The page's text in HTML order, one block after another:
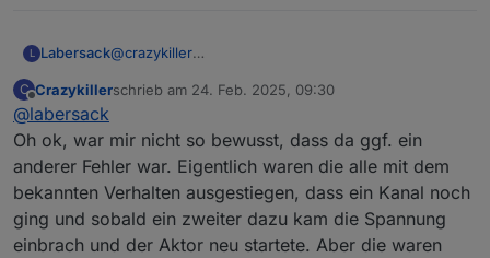
L Labersack@crazykiller
Kondensators wieder funktioniert.
war auch der Sicherungswiderstand durchgebrannt,
da ist wohl mehr passiert, evtl. wurde er überlastet?
Jedenfalls habe ich dort Sicherungswiderstand und
Kondensator gewechselt, der funktioniert aber
trotzdem nicht.
Also: Zwei repariert, einer noch immer tot.
C
Offline
Crazykillerschrieb am 24. Feb. 2025, 09:30
zuletzt editiert von
@labersack
Oh ok, war mir nicht so bewusst, dass da ggf. ein
anderer Fehler war. Eigentlich waren die alle mit dem
bekannten Verhalten ausgestiegen, dass ein Kanal noch
ging und sobald ein zweiter dazu kam die Spannung
einbrach und der Aktor neu startete. Aber die waren